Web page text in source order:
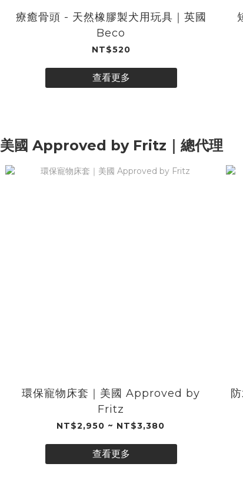
療癒骨頭 - 天然橡膠​​製​​犬用玩具​｜英國
Beco
NT$520
查看更多
美國 Approved by Fritz｜總代理
環保寵物床套｜美國 Approved by
Fritz
NT$2,950 ~ NT$3,380
查看更多